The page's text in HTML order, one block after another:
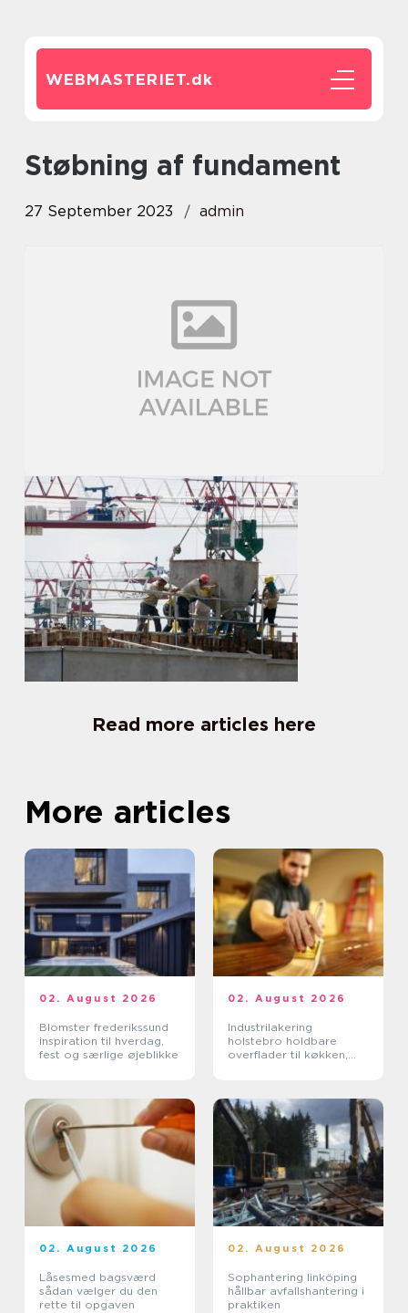
WEBMASTERIET.dk
støbning af fundament
27 September 2023 admin
Read more articles here
More articles
02. August 2026
Blomster frederikssund
inspiration til hverdag,
fest og særlige øjeblikke
02. August 2026
Industrilakering
holstebro holdbare
overflader til køkken,
02. August 2026
Låsesmed bagsværd
sådan vælger du den
rette til opgaven
02. August 2026
Sophantering linköping
hållbar avfallshantering i
praktiken